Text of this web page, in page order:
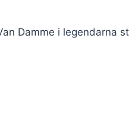
Damme i legendarna